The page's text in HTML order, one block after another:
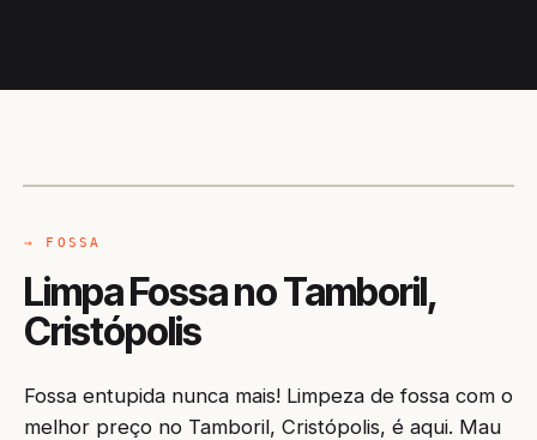
→ FOSSA
Limpa Fossa no Tamboril,
Cristópolis
Fossa entupida nunca mais! Limpeza de fossa com o
melhor preço no Tamboril, Cristópolis, é aqui. Mau